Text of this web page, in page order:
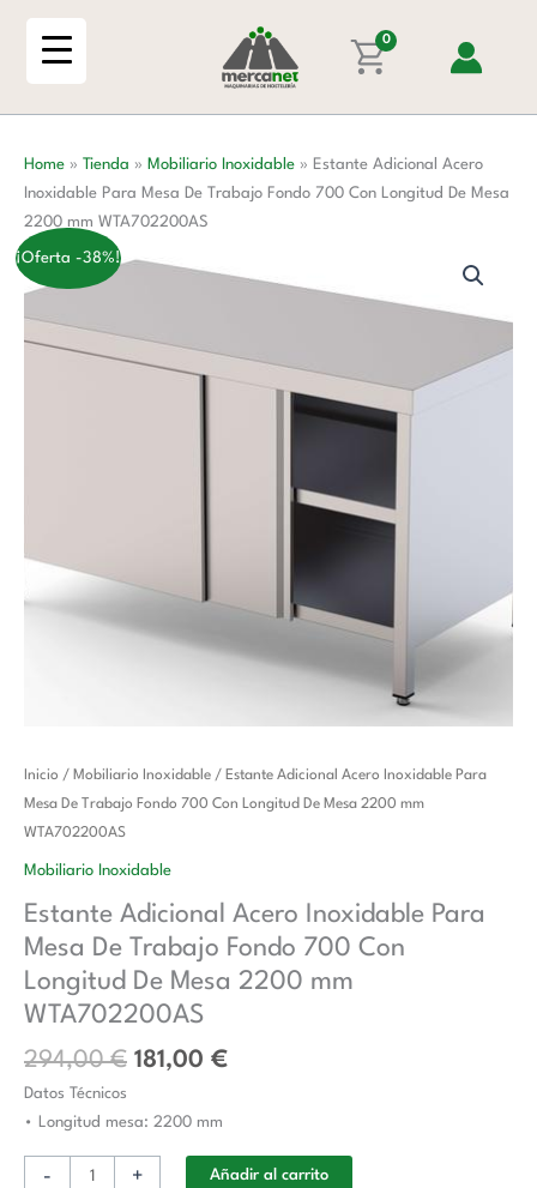
0
Home » Tienda » Mobiliario Inoxidable » Estante Adicional Acero
Inoxidable Para Mesa De Trabajo Fondo 700 Con Longitud De Mesa
2200 mm WTA702200AS
¡Oferta -38%!
Inicio / Mobiliario Inoxidable / Estante Adicional Acero Inoxidable Para
Mesa De Trabajo Fondo 700 Con Longitud De Mesa 2200 mm
WTA702200AS
Mobiliario Inoxidable
Estante Adicional Acero Inoxidable Para
Mesa De Trabajo Fondo 700 Con
Longitud De Mesa 2200 mm
WTA702200AS
294,00€
El
precio
era:
181,00 €
El
precio
Datos Técnicos
• Longitud mesa: 2200 mm
-
Estante
Adicional
Acero
Inoxidable
Mesa
De
Trabajo
Fondo
Con
Longitud
De
2200
+ Añadir al carrito
Para
Mesa
De
Fondo
700
Con
Longitud
De
2200